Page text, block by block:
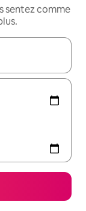
sentez comme
flèches vers le